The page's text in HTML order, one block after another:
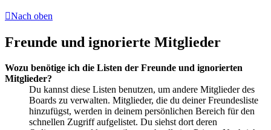
Nach oben
Freunde und ignorierte Mitglieder
Wozu benötige ich die Listen der Freunde und ignorierten
Mitglieder?
Du kannst diese Listen benutzen, um andere Mitglieder des
Boards zu verwalten. Mitglieder, die du deiner Freundesliste
hinzufügst, werden in deinem persönlichen Bereich für den
schnellen Zugriff aufgelistet. Du siehst dort deren